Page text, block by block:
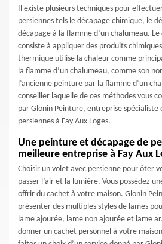
Il existe plusieurs techniques pour
persiennes tels le décapage chimique, le
décapage à la flamme d’un chalumeau.
consiste à appliquer des produits
thermique utilise la chaleur comme
la flamme d’un chalumeau, comme son
l’ancienne peinture par la flamme d’un
conseiller laquelle de ces méthodes vous
par Glonin Peinture, entreprise spécialiste
persiennes à Fay Aux Loges.
Une peinture et décapage de
meilleure entreprise à Fay Aux
Choisir un volet avec persienne pour ôter
passer l’air et la lumière. Vous possédez
offrir du cachet à votre maison. Glonin
présenter des multiples styles de lames
lame ajourée, lame non ajourée et lame
donner un cachet personnel à votre